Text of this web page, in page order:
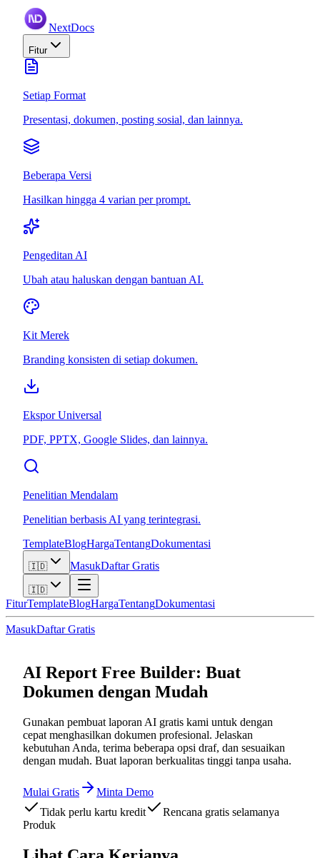
NextDocs
Fitur
Setiap Format
Presentasi, dokumen, posting sosial, dan lainnya.
Beberapa Versi
Hasilkan hingga 4 varian per prompt.
Pengeditan AI
Ubah atau haluskan dengan bantuan AI.
Kit Merek
Branding konsisten di setiap dokumen.
Ekspor Universal
PDF, PPTX, Google Slides, dan lainnya.
Penelitian Mendalam
Penelitian berbasis AI yang terintegrasi.
TemplateBlogHargaTentangDokumentasi
🇮🇩 MasukDaftar Gratis
🇮🇩
FiturTemplateBlogHargaTentangDokumentasi
MasukDaftar Gratis
AI Report Free Builder: Buat
Dokumen dengan Mudah
Gunakan pembuat laporan AI gratis kami untuk dengan
cepat menghasilkan dokumen profesional. Jelaskan
kebutuhan Anda, terima beberapa opsi draf, dan sesuaikan
dengan mudah. Buat laporan berkualitas tinggi tanpa usaha.
Mulai Gratis
Minta Demo
Tidak perlu kartu kredit
Rencana gratis selamanya
Produk